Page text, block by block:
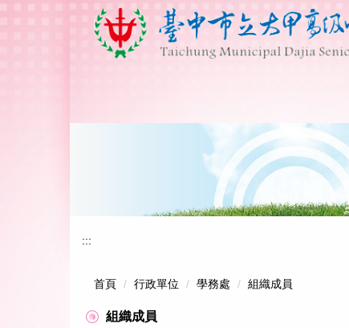
:::
首頁 行政單位 學務處 組織成員
組織成員